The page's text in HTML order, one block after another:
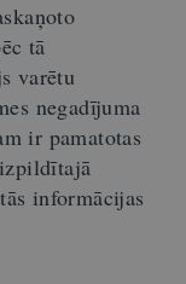
tā
varētu
negadījuma
ir pamatotas
informācijas